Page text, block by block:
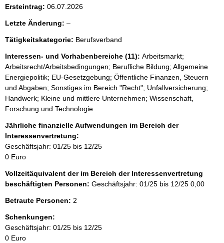
Ersteintrag: 06.07.2026
Letzte Änderung: –l
e
r
Tätigkeitskategorie: Berufsverband
Interessen- und Vorhabenbereiche (11): Arbeitsmarkt;
Arbeitsrecht/Arbeitsbedingungen; Berufliche Bildung; Allgemeine
Energiepolitik; EU-Gesetzgebung; Öffentliche Finanzen, Steuern
und Abgaben; Sonstiges im Bereich "Recht"; Unfallversicherung;
Handwerk; Kleine und mittlere Unternehmen; Wissenschaft,
Forschung und Technologie
Jährliche finanzielle Aufwendungen im Bereich der
Interessenvertretung:
Geschäftsjahr: 01/25 bis 12/25
0 Euro
Vollzeitäquivalent der im Bereich der Interessenvertretung
beschäftigten Personen: Geschäftsjahr: 01/25 bis 12/25 0,00
Betraute Personen: 2
Schenkungen:
Geschäftsjahr: 01/25 bis 12/25
0 Euro